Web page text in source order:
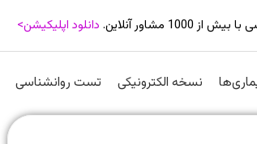
مشاور آنلاین. دانلود اپلیکیشن>
نسخه الکترونیکی تست روانشناسی